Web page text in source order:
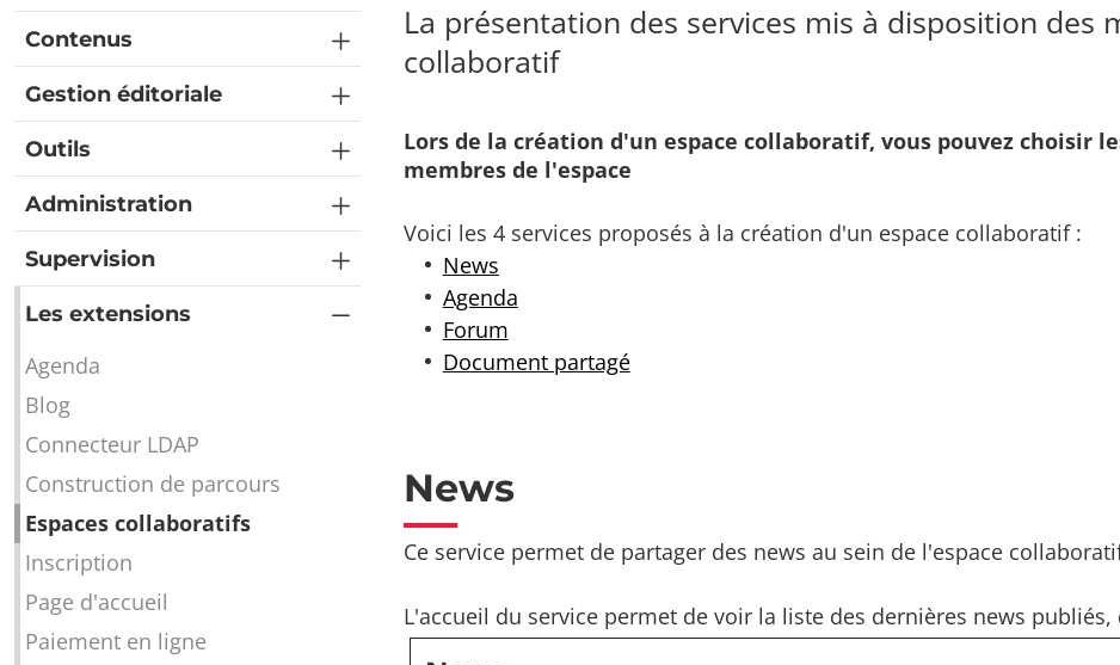
Contenus
Gestion éditoriale
Outils
Administration
Supervision
Les extensions
Agenda
Blog
Connecteur LDAP
Construction de parcours
Espaces collaboratifs
Inscription
Page d'accueil
Paiement en ligne
La présentation des services mis à disposition des
collaboratif
Lors de la création d'un espace collaboratif, vous pouvez choisir
membres de l'espace
Voici les 4 services proposés à la création d'un espace collaboratif :
News
Agenda
Forum
Document partagé
News
Ce service permet de partager des news au sein de l'espace
L'accueil du service permet de voir la liste des dernières news